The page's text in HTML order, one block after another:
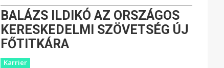
BALÁZS ILDIKÓ AZ ORSZÁGOS
KERESKEDELMI SZÖVETSÉG ÚJ
FŐTITKÁRA
Karrier